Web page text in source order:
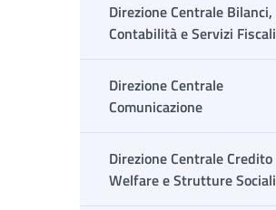
Direzione Centrale Bilanci,
Contabilità e Servizi Fiscali
Direzione Centrale
Comunicazione
Direzione Centrale Credito
Welfare e Strutture Sociali